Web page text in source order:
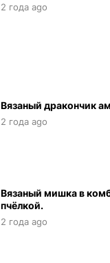
2 года ago
Вязаный дракончик
2 года ago
Вязаный мишка в
пчёлкой.
2 года ago